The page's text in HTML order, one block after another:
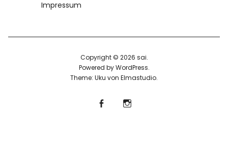
Impressum
Copyright © 2026 sai
Powered byWordPress
Theme: Uku von Elmastudio